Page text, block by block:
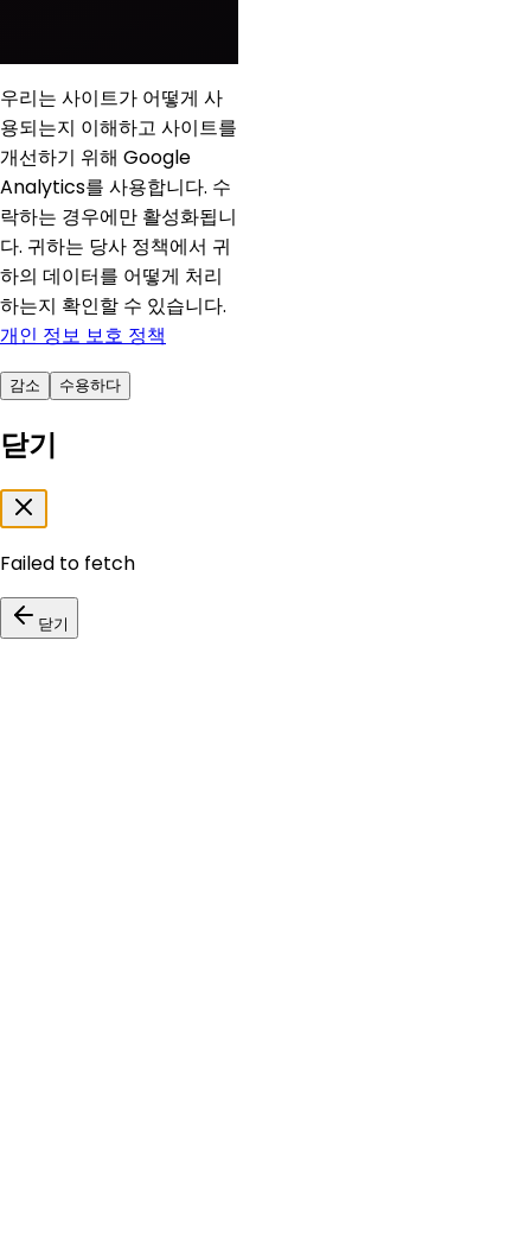
우리는 사이트가 어떻게 사
용되는지 이해하고 사이트를
개선하기 위해 Google
Analytics를 사용합니다. 수
락하는 경우에만 활성화됩니
다. 귀하는 당사 정책에서 귀
하의 데이터를 어떻게 처리
하는지 확인할 수 있습니다.
개인 정보 보호 정책
감소 수용하다
닫기
Failed to fetch
닫기